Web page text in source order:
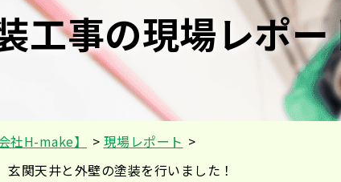
工事の現場レポー
社H-make】 > 現場レポート >
天井と外壁の塗装を行いました！